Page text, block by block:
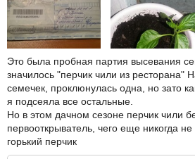
Это была пробная партия высевания
значилось "перчик чили из ресторана"
семечек, проклюнулась одна, но зато
я подсеяла все остальные.
Но в этом дачном сезоне перчик чили
первооткрыватель, чего еще никогда
горький перчик